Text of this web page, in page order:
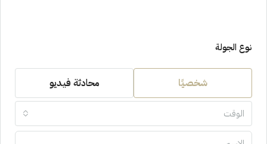
نوع الجولة
شخصيًا محادثة فيديو
الوقت